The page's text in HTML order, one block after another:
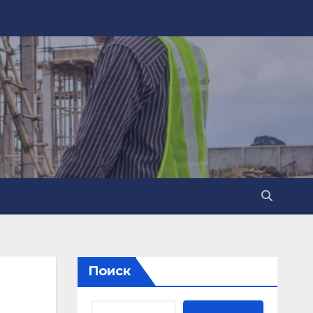
Поиск